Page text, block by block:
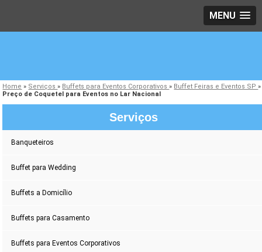
MENU
Home » Serviços» Buffets para Eventos Corporativos» Buffet Feiras e Eventos SP»
Preço de Coquetel para Eventos no Lar Nacional
Serviços
Banqueteiros
Buffet para Wedding
Buffets a Domicílio
Buffets para Casamento
Buffets para Eventos Corporativos